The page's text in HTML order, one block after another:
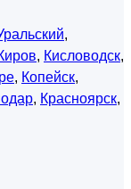
,
, Кисловодск,
, Копейск,
, Красноярск,